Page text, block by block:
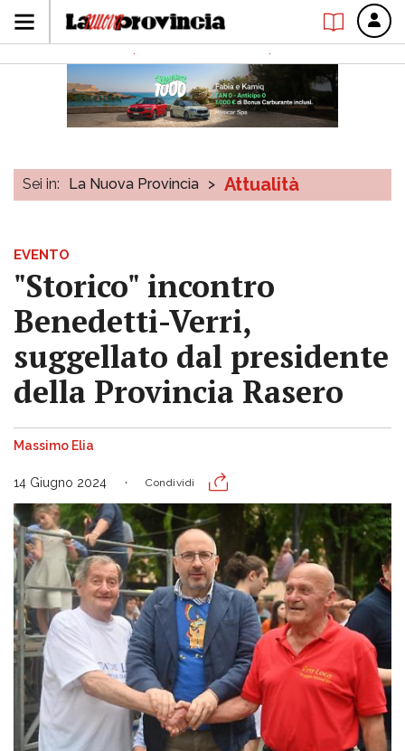
Sei in: La Nuova Provincia > Attualità
EVENTO
"Storico" incontro
Benedetti-Verri,
suggellato dal presidente
della Provincia Rasero
Massimo Elia
14 Giugno 2024 Condividi